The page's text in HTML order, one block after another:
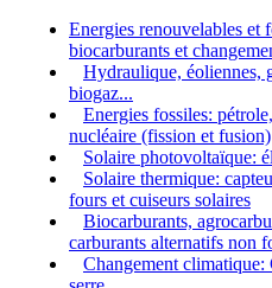
Energies renouvelables et
biocarburants et
Hydraulique, éoliennes,
biogaz...
Energies fossiles:
nucléaire (fission et fusion)
Solaire photovoltaïque:
Solaire thermique:
fours et cuiseurs solaires
Biocarburants,
carburants alternatifs non
Changement